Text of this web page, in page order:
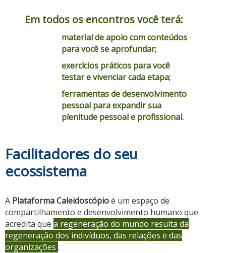
Em todos os encontros você terá:
material de apoio com conteúdos
para você se aprofundar;
exercícios práticos para você
testar e vivenciar cada etapa;
ferramentas de desenvolvimento
pessoal para expandir sua
plenitude pessoal e profissional.
Facilitadores do seu
ecossistema
A Plataforma Caleidoscópioé um espaço de
compartilhamento e desenvolvimento humano que
acredita que a regeneração do mundo resulta da
regeneração dos indivíduos, das relações e das
organizações .